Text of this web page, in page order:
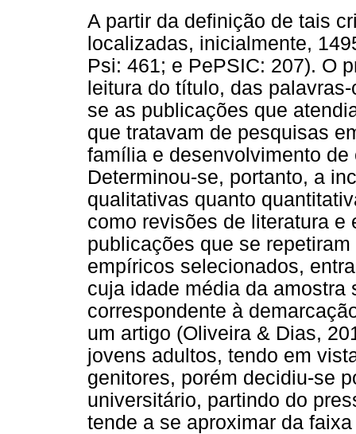
A partir da definição de tais
localizadas, inicialmente,
Psi: 461; e PePSIC: 207). O
leitura do título, das
se as publicações que
que tratavam de pesquisas
família e desenvolvimento
Determinou-se, portanto, a
qualitativas quanto
como revisões de literatura
publicações que se
empíricos selecionados,
cuja idade média da amostra
correspondente à
um artigo (Oliveira & Dias,
jovens adultos, tendo em
genitores, porém decidiu-se
universitário, partindo do
tende a se aproximar da